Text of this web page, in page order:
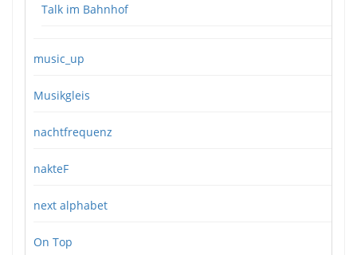
Talk im Bahnhof
music_up
Musikgleis
nachtfrequenz
nakteF
next alphabet
On Top